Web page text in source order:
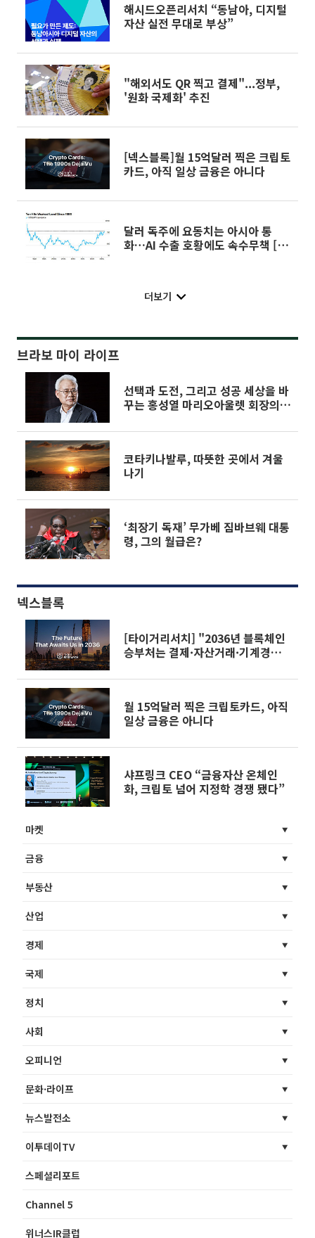
해시드오픈리서치 “동남아, 디지털
자산 실전 무대로 부상”
"해외서도 QR 찍고 결제"...정부,
'원화 국제화' 추진
[넥스블록]월 15억달러 찍은 크립토
카드, 아직 일상 금융은 아니다
달러 독주에 요동치는 아시아 통
화…AI 수출 호황에도 속수무책 [아
더보기
브라보 마이 라이프
선택과 도전, 그리고 성공 세상을 바
꾸는 홍성열 마리오아울렛 회장의
코타키나발루, 따뜻한 곳에서 겨울
나기
‘최장기 독재’ 무가베 짐바브웨 대통
령, 그의 월급은?
넥스블록
[타이거리서치] "2036년 블록체인
승부처는 결제·자산거래·기계경제
월 15억달러 찍은 크립토카드, 아직
일상 금융은 아니다
샤프링크 CEO “금융자산 온체인
화, 크립토 넘어 지정학 경쟁 됐다”
마켓
금융
부동산
산업
경제
국제
정치
사회
오피니언
문화·라이프
뉴스발전소
이투데이TV
스페셜리포트
Channel 5
위너스IR클럽